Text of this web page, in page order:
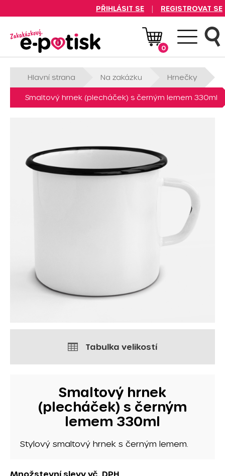
PŘIHLÁSIT SE | REGISTROVAT SE
Logo Zakázkový E-
potisk.cz
0
Hlavní strana Na zakázku Hrnečky
Smaltový hrnek (plecháček) s černým lemem 330ml
Tabulka velikostí
Smaltový hrnek
(plecháček) s černým
lemem 330ml
Stylový smaltový hrnek s černým lemem.
Množstevní slevy vč. DPH